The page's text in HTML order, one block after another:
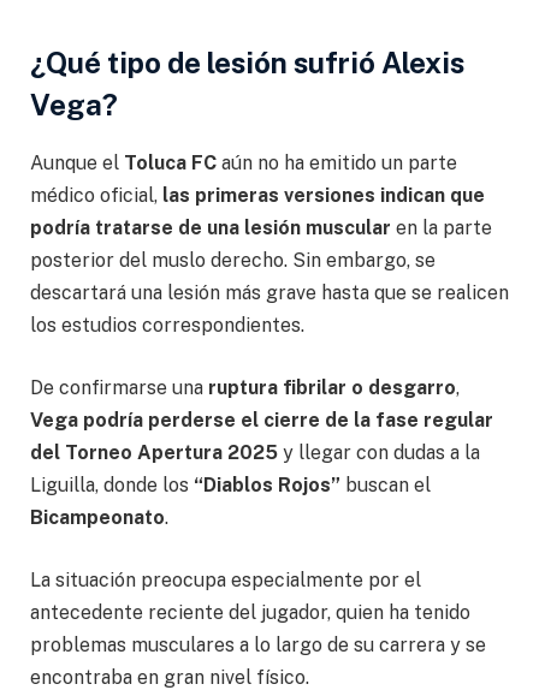
¿Qué tipo de lesión sufrió Alexis
Vega?
Aunque el Toluca FC aún no ha emitido un parte
médico oficial, las primeras versiones indican que
podría tratarse de una lesión muscular en la parte
posterior del muslo derecho. Sin embargo, se
descartará una lesión más grave hasta que se realicen
los estudios correspondientes.
De confirmarse una ruptura fibrilar o desgarro,
Vega podría perderse el cierre de la fase regular
del Torneo Apertura 2025 y llegar con dudas a la
Liguilla, donde los “Diablos Rojos” buscan el
Bicampeonato.
La situación preocupa especialmente por el
antecedente reciente del jugador, quien ha tenido
problemas musculares a lo largo de su carrera y se
encontraba en gran nivel físico.